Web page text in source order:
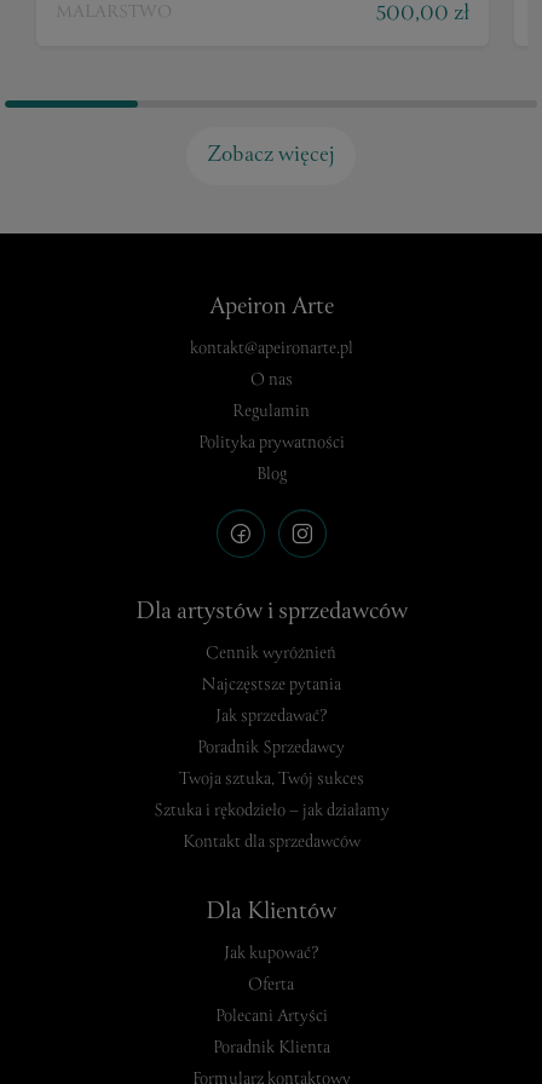
MALARSTWO 500,00 zł
Zobacz więcej
Apeiron Arte
kontakt@apeironarte.pl
O nas
Regulamin
Polityka prywatności
Blog
Dla artystów i sprzedawców
Cennik wyróżnień
Najczęstsze pytania
Jak sprzedawać?
Poradnik Sprzedawcy
Twoja sztuka, Twój sukces
Sztuka i rękodzieło – jak działamy
Kontakt dla sprzedawców
Dla Klientów
Jak kupować?
Oferta
Polecani Artyści
Poradnik Klienta